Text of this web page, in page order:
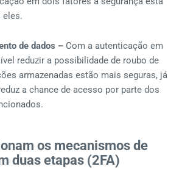
eles.
de dados – Com a autenticação em
reduzir a possibilidade de roubo de
armazenadas estão mais seguras, já
a chance de acesso por parte dos
os mecanismos de
duas etapas (2FA)